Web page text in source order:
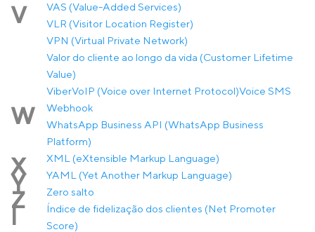
V
VAS (Value-Added Services)
VLR (Visitor Location Register)
VPN (Virtual Private Network)
Valor do cliente ao longo da vida (Customer Lifetime
Value)
ViberVoIP (Voice over Internet Protocol)Voice SMS
W
Webhook
WhatsApp Business API (WhatsApp Business
Platform)
X XML (eXtensible Markup Language)
Y YAML (Yet Another Markup Language)
Z Zero salto
Í
Índice de fidelização dos clientes (Net Promoter
Score)